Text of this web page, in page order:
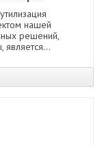
нашей
решений,
является...